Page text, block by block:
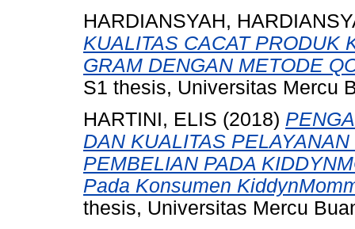
HARDIANSYAH,
KUALITAS CACAT PRODUK
GRAM DENGAN METODE
S1 thesis, Universitas Mercu
HARTINI, ELIS (2018)
DAN KUALITAS
PEMBELIAN PADA
Pada Konsumen
thesis, Universitas Mercu